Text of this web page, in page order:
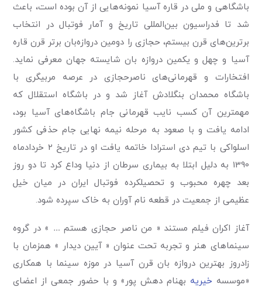
باشگاهی و ملی در قاره آسیا نمونه‌هایی از آن بوده است، باعث
شد تا فدراسیون بین‌المللی تاریخ و آمار فوتبال در انتخاب
برترین‌های قرن بیستم، حجازی را دومین دروازه‌بان برتر قرن قاره
آسیا و چهل و یکمین دروازه بان شایسته جهان معرفی نماید.
افتخارات و قهرمانی‌های ناصرحجازی در عرصه مربیگری با
باشگاه محمدان بنگلادش آغاز شد و در باشگاه استقلال که
مهمترین آن کسب نایب قهرمانی جام باشگاه‌های آسیا بود،
ادامه یافت و با صعود به مرحله نیمه نهایی جام حذفی کشور
اسلواکی با تیم دی استرادا خاتمه یافت او در تاریخ 2 خردادماه
1390 به دلیل ابتلا به بیماری سرطان از دنیا وداع کرد تا دو روز
بعد چهره محبوب و تحصیلکرده فوتبال ایران در میان خیل
عظیمی از جمعیت در قطعه نام آوران به خاک سپرده شود.
آغاز اکران فیلم مستند « من ناصر حجازی هستم … » در گروه
سینماهای هنر و تجربه تحت عنوان « آیین دیدار » همزمان با
زادروز بهترین دروازه بان قرن آسیا در موزه سینما با همکاری
«موسسه خیریه بهنام دهش پور» و با حضور جمعی از اعضای